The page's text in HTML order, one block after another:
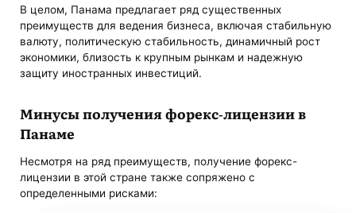
В целом, Панама предлагает ряд существенных
преимуществ для ведения бизнеса, включая стабильную
валюту, политическую стабильность, динамичный рост
экономики, близость к крупным рынкам и надежную
защиту иностранных инвестиций.
Минусы получения форекс-лицензии в
Панаме
Несмотря на ряд преимуществ, получение форекс-
лицензии в этой стране также сопряжено с
определенными рисками: